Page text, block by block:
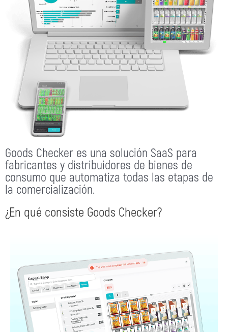
Goods Checker es una solución SaaS para
fabricantes y distribuidores de bienes de
consumo que automatiza todas las etapas de
la comercialización.
¿En qué consiste Goods Checker?